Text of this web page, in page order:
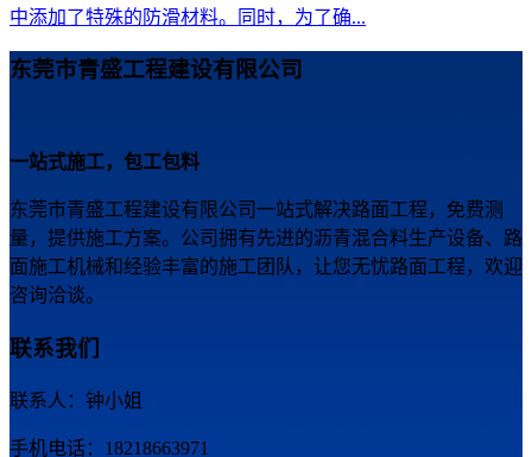
中添加了特殊的防滑材料。同时，为了确...
东莞市青盛工程建设有限公司
一站式施工，包工包料
东莞市青盛工程建设有限公司一站式解决路面工程，免费测
量，提供施工方案。公司拥有先进的沥青混合料生产设备、路
面施工机械和经验丰富的施工团队，让您无忧路面工程，欢迎
咨询洽谈。
联系我们
联系人：钟小姐
手机电话：18218663971